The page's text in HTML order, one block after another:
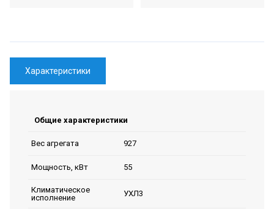
Характеристики
Общие характеристики
Вес агрегата 927
Мощность, кВт 55
Климатическое
исполнение
УХЛ3